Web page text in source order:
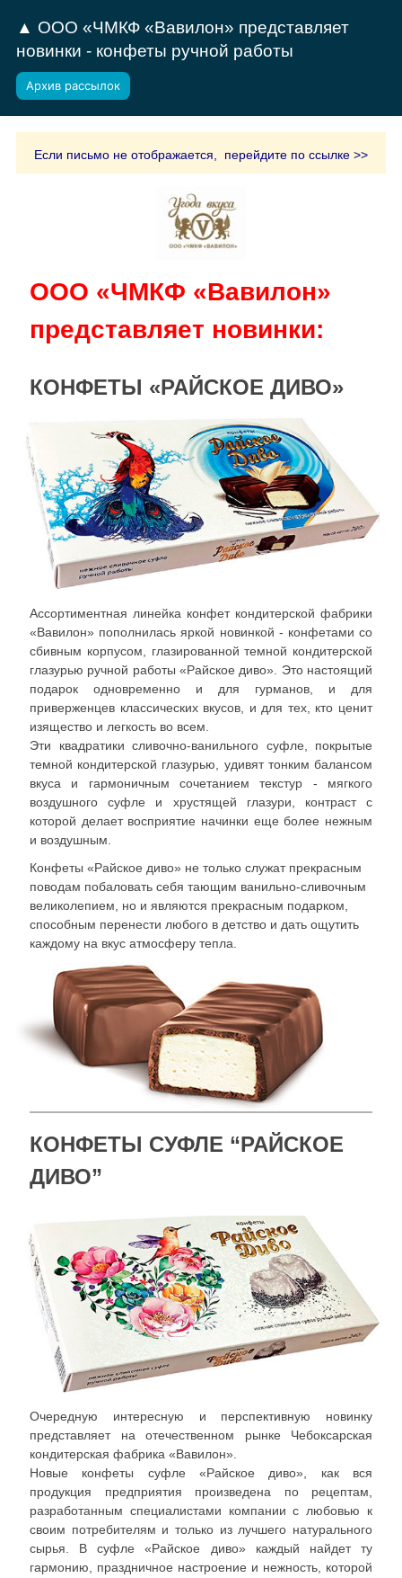
▲ ООО «ЧМКФ «Вавилон» представляет
новинки - конфеты ручной работы
Архив рассылок
Если письмо не отображается, перейдите по ссылке >>
ООО «ЧМКФ «Вавилон»
представляет новинки:
КОНФЕТЫ «РАЙСКОЕ ДИВО»
Ассортиментная линейка конфет кондитерской фабрики
«Вавилон» пополнилась яркой новинкой - конфетами со
сбивным корпусом, глазированной темной кондитерской
глазурью ручной работы «Райское диво». Это настоящий
подарок одновременно и для гурманов, и для
приверженцев классических вкусов, и для тех, кто ценит
изящество и легкость во всем.
Эти квадратики сливочно-ванильного суфле, покрытые
темной кондитерской глазурью, удивят тонким балансом
вкуса и гармоничным сочетанием текстур - мягкого
воздушного суфле и хрустящей глазури, контраст с
которой делает восприятие начинки еще более нежным
и воздушным.
Конфеты «Райское диво» не только служат прекрасным
поводам побаловать себя тающим ванильно-сливочным
великолепием, но и являются прекрасным подарком,
способным перенести любого в детство и дать ощутить
каждому на вкус атмосферу тепла.
КОНФЕТЫ СУФЛЕ “РАЙСКОЕ
ДИВО”
Очередную интересную и перспективную новинку
представляет на отечественном рынке Чебоксарская
кондитерская фабрика «Вавилон».
Новые конфеты суфле «Райское диво», как вся
продукция предприятия произведена по рецептам,
разработанным специалистами компании с любовью к
своим потребителям и только из лучшего натурального
сырья. В суфле «Райское диво» каждый найдет ту
гармонию, праздничное настроение и нежность, которой